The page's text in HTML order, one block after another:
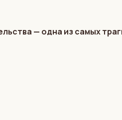
— одна из самых